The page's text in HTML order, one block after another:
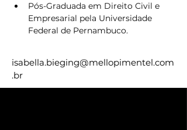
Pós-Graduada em Direito Civil e
Empresarial pela Universidade
Federal de Pernambuco.
isabella.bieging@mellopimentel.com
.br